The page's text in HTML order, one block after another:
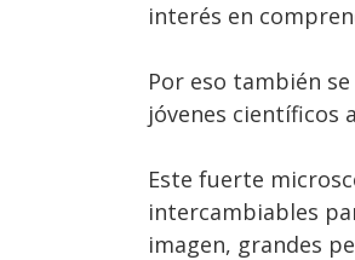
interés en
Por eso también
jóvenes científicos
Este fuerte
intercambiables
imagen, grandes